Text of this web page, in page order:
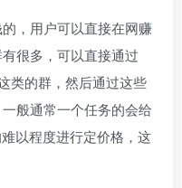
，用户可以直接在网赚
很多，可以直接通过
类的群，然后通过这些
般通常一个任务的会给
以程度进行定价格，这